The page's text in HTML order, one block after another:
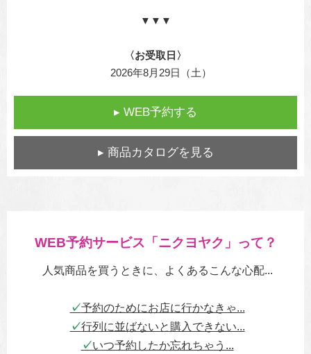
▼▼▼
〈お受取日〉
2026年8月29日（土）
▸ WEB予約する
▸ 商品カタログを見る
WEB予約サービス「ニクヨヤク」って？
人気商品を買うときに、よくあるこんな心配...
✓予約のためにお店に行かなきゃ...
✓行列に並ばないと購入できない...
✓いつ予約したか忘れちゃう...